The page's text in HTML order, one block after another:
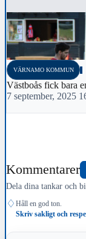
VÄRNAMO KOMMUN
Västboås fick bara
7 september, 2025
Kommentarer
Dela dina tankar och
♢ Håll en god ton.
Skriv sakligt och